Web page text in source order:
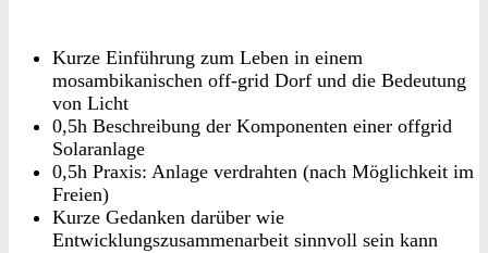
Kurze Einführung zum Leben in einem
mosambikanischen off-grid Dorf und die Bedeutung
von Licht
0,5h Beschreibung der Komponenten einer offgrid
Solaranlage
0,5h Praxis: Anlage verdrahten (nach Möglichkeit im
Freien)
Kurze Gedanken darüber wie
Entwicklungszusammenarbeit sinnvoll sein kann